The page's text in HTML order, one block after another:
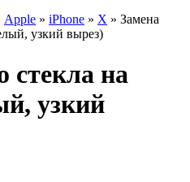
Apple » iPhone » X » Замена
узкий вырез)
стекла на
узкий